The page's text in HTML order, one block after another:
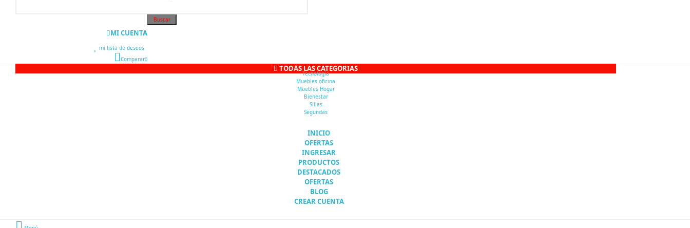
Buscar
MI CUENTA
mi lista de deseos0
Comparar0
TODAS LAS CATEGORIAS
Tecnología
Muebles oficina
Muebles Hogar
Bienestar
Sillas
Segundas
INICIO
OFERTAS
INGRESAR
PRODUCTOS
DESTACADOS
OFERTAS
BLOG
CREAR CUENTA